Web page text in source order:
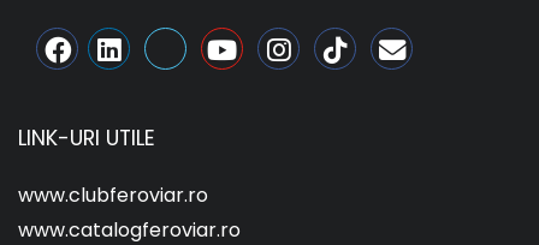
LINK-URI UTILE
www.clubferoviar.ro
www.catalogferoviar.ro